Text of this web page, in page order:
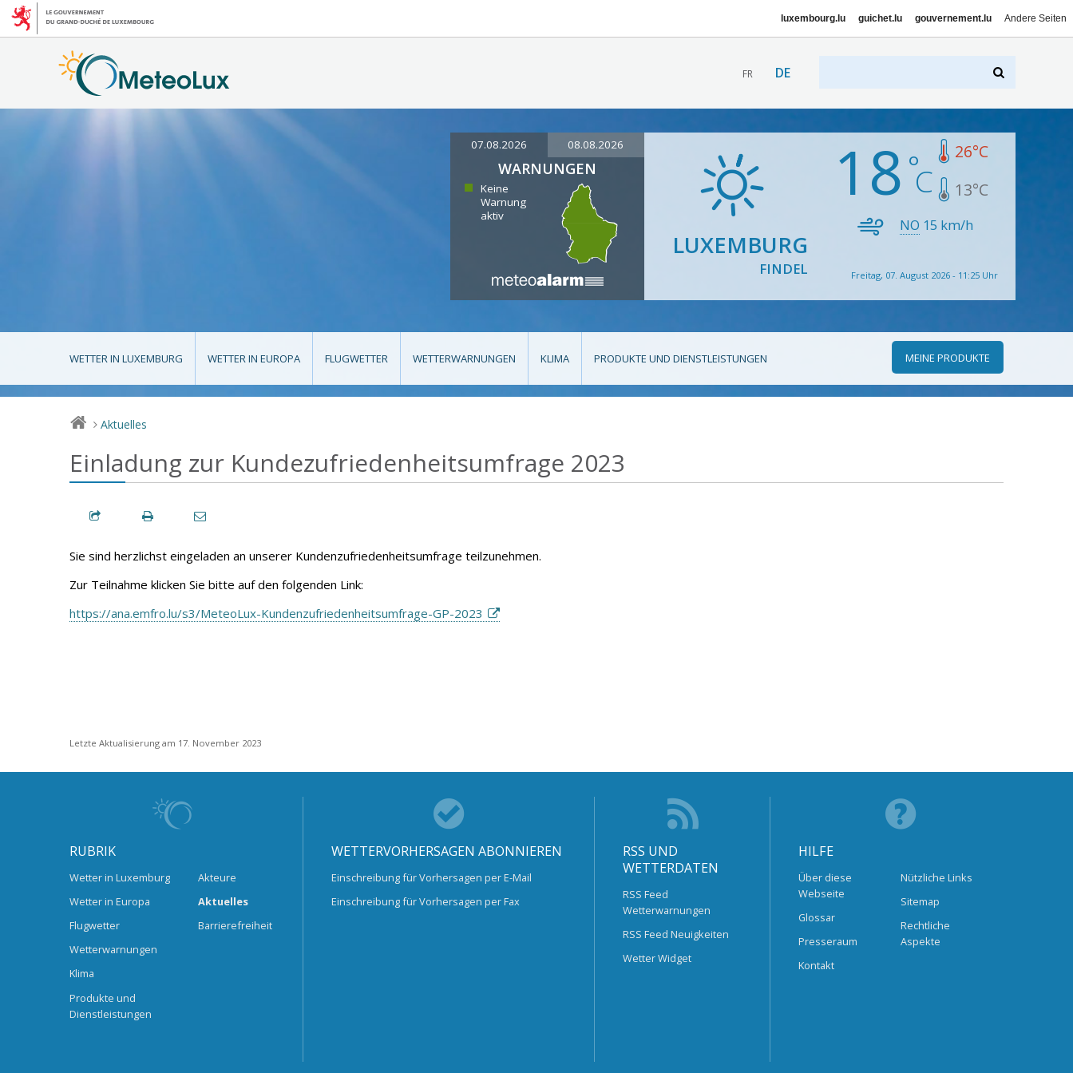
luxembourg.lu guichet.lu gouvernement.lu Andere Seiten
FR DE
07.08.2026 08.08.2026
WARNUNGEN
Keine
Warnung
aktiv
LUXEMBURG
FINDEL
18 26°C
13°C
NO 15 km/h
Freitag, 07. August 2026 - 11:25 Uhr
WETTER IN LUXEMBURG WETTER IN EUROPA FLUGWETTER WETTERWARNUNGEN KLIMA PRODUKTE UND DIENSTLEISTUNGEN MEINE PRODUKTE
> Aktuelles
Einladung zur Kundezufriedenheitsumfrage 2023
Sie sind herzlichst eingeladen an unserer Kundenzufriedenheitsumfrage teilzunehmen.
Zur Teilnahme klicken Sie bitte auf den folgenden Link:
https://ana.emfro.lu/s3/MeteoLux-Kundenzufriedenheitsumfrage-GP-2023
Letzte Aktualisierung am 17. November 2023
RUBRIK
Wetter in Luxemburg
Wetter in Europa
Flugwetter
Wetterwarnungen
Klima
Produkte und
Dienstleistungen
Akteure
Aktuelles
Barrierefreiheit
WETTERVORHERSAGEN ABONNIEREN
Einschreibung für Vorhersagen per E-Mail
Einschreibung für Vorhersagen per Fax
RSS UND
WETTERDATEN
RSS Feed
Wetterwarnungen
RSS Feed Neuigkeiten
Wetter Widget
HILFE
Über diese
Webseite
Glossar
Presseraum
Kontakt
Nützliche Links
Sitemap
Rechtliche
Aspekte